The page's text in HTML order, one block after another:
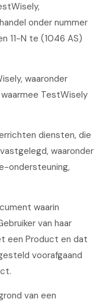
onder nummer
11-N te (1046 AS)
waaronder
TestWisely
diensten, die
waaronder
ondersteuning,
waarin
van haar
een Product en dat
voorafgaand
van een